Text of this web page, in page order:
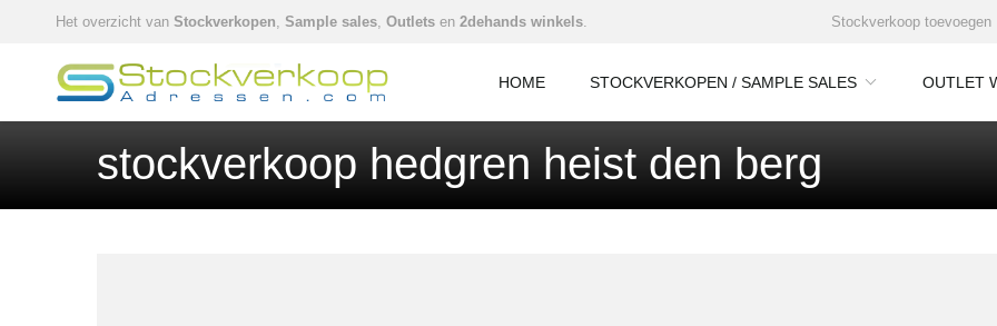
Het overzicht van Stockverkopen, Sample sales, Outlets en 2dehands winkels. Stockverkoop toevoegen
HOME STOCKVERKOPEN / SAMPLE SALES OUTLET
stockverkoop hedgren heist den berg